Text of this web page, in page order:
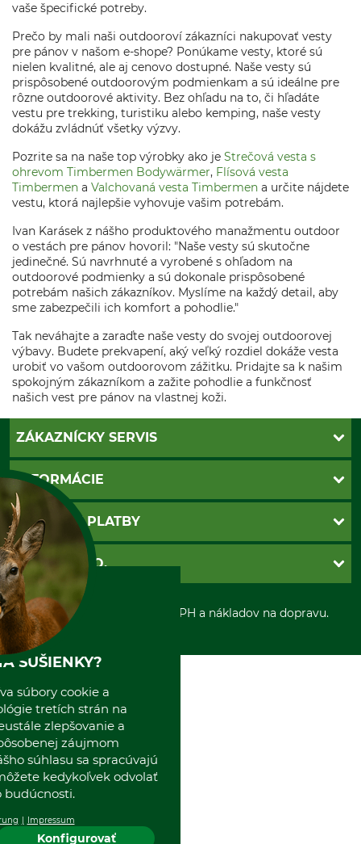
vaše špecifické potreby.
Prečo by mali naši outdooroví zákazníci nakupovať vesty
pre pánov v našom e-shope? Ponúkame vesty, ktoré sú
nielen kvalitné, ale aj cenovo dostupné. Naše vesty sú
prispôsobené outdoorovým podmienkam a sú ideálne pre
rôzne outdoorové aktivity. Bez ohľadu na to, či hľadáte
vestu pre trekking, turistiku alebo kemping, naše vesty
dokážu zvládnúť všetky výzvy.
Pozrite sa na naše top výrobky ako je Strečová vesta s
ohrevom Timbermen Bodywärmer, Flísová vesta
Timbermen a Valchovaná vesta Timbermen a určite nájdete
vestu, ktorá najlepšie vyhovuje vašim potrebám.
Ivan Karásek z nášho produktového manažmentu outdoor
o vestách pre pánov hovoril: "Naše vesty sú skutočne
jedinečné. Sú navrhnuté a vyrobené s ohľadom na
outdoorové podmienky a sú dokonale prispôsobené
potrebám našich zákazníkov. Myslíme na každý detail, aby
sme zabezpečili ich komfort a pohodlie."
Tak neváhajte a zaraďte naše vesty do svojej outdoorovej
výbavy. Budete prekvapení, aký veľký rozdiel dokáže vesta
urobiť vo vašom outdoorovom zážitku. Pridajte sa k našim
spokojným zákazníkom a zažite pohodlie a funkčnosť
našich vest pre pánov na vlastnej koži.
ZÁKAZNÍCKY SERVIS
Kontakt
Katalógy
Newsletter
Nastavenia súborov cookie
INFORMÁCIE
Povinné údaje
Obchodné podmienky
Ochrana osobnych udajov
Otváracie hodiny
Zrušenie objednávky
SPÔSOBY PLATBY
Dobierka
Platba vopred
Sepa-inkaso
Osobný odber
GRUBE S.R.O.
O nás
Predajňa
Kolektív GRUBE
Naše pobočky v Európe
*Všetky ceny sú vrátane DPH a nákladov na dopravu.
SUŠIENKY?
súbory cookie a
tretích strán na
zlepšovanie a
záujmom
súhlasu sa spracúvajú
kedykoľvek odvolať
budúcnosti.
Impressum
Konfigurovať